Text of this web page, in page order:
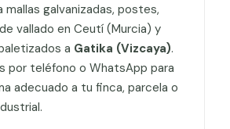
mallas galvanizadas, postes,
vallado en Ceutí (Murcia) y
a Gatika (Vizcaya).
por teléfono o WhatsApp para
adecuado a tu finca, parcela o